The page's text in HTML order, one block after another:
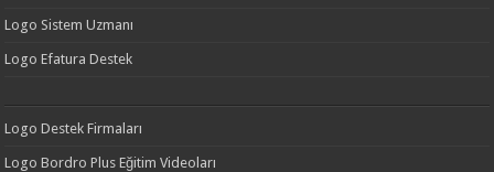
Logo Sistem Uzmanı
Logo Efatura Destek
Logo Destek Firmaları
Logo Bordro Plus Eğitim Videoları